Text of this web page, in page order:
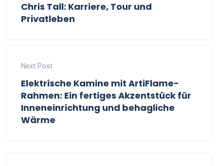
Chris Tall: Karriere, Tour und
Privatleben
Next Post
Elektrische Kamine mit ArtiFlame-
Rahmen: Ein fertiges Akzentstück für
Inneneinrichtung und behagliche
Wärme